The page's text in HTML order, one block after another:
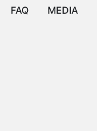
FAQ MEDIA